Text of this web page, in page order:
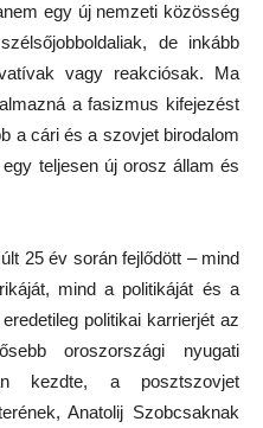
egy új nemzeti közösség
de inkább
vagy reakciósak. Ma
a fasizmus kifejezést
a cári és a szovjet birodalom
teljesen új orosz állam és
25 év során fejlődött – mind
mind a politikáját és a
politikai karrierjét az
oroszországi nyugati
kezdte, a posztszovjet
Anatolij Szobcsaknak